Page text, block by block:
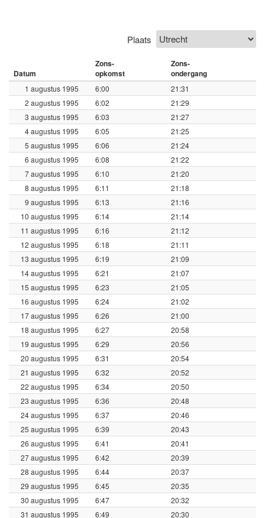
Plaats
Datum
Zons-
opkomst
Zons-
ondergang
1 augustus 1995 6:00
21:31
2 augustus 1995
6:02
21:29
3 augustus 1995
6:03
21:27
4 augustus 1995
6:05
21:25
5 augustus 1995
6:06
21:24
6 augustus 1995
6:08
21:22
7 augustus 1995
6:10
21:20
8 augustus 1995
6:11
21:18
9 augustus 1995
6:13
21:16
10 augustus 1995
6:14
21:14
11 augustus 1995
6:16
21:12
12 augustus 1995
6:18
21:11
13 augustus 1995
6:19
21:09
14 augustus 1995
6:21
21:07
15 augustus 1995
6:23
21:05
16 augustus 1995
6:24
21:02
17 augustus 1995
6:26
21:00
18 augustus 1995
6:27
20:58
19 augustus 1995
6:29
20:56
20 augustus 1995
6:31
20:54
21 augustus 1995
6:32
20:52
22 augustus 1995
6:34
20:50
23 augustus 1995
6:36
20:48
24 augustus 1995
6:37
20:46
25 augustus 1995
6:39
20:43
26 augustus 1995
6:41
20:41
27 augustus 1995
6:42
20:39
28 augustus 1995
6:44
20:37
29 augustus 1995
6:45
20:35
30 augustus 1995
6:47
20:32
31 augustus 1995
6:49 20:30